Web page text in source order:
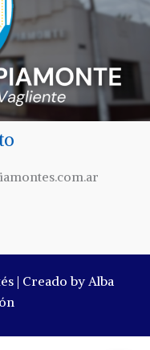
| Creado by Alba